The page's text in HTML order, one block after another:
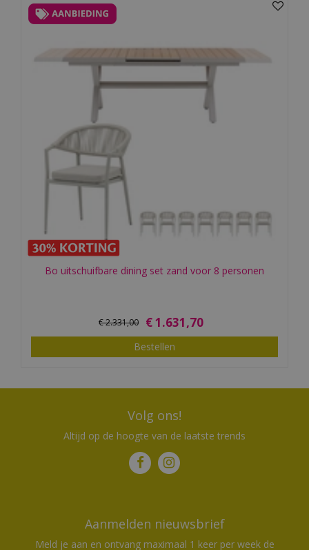
Bo uitschuifbare dining set zand voor 8 personen
€2.331,00 €1.631,70
Bestellen
Volg ons!
Altijd op de hoogte van de laatste trends
Aanmelden nieuwsbrief
Meld je aan en ontvang maximaal 1 keer per week de